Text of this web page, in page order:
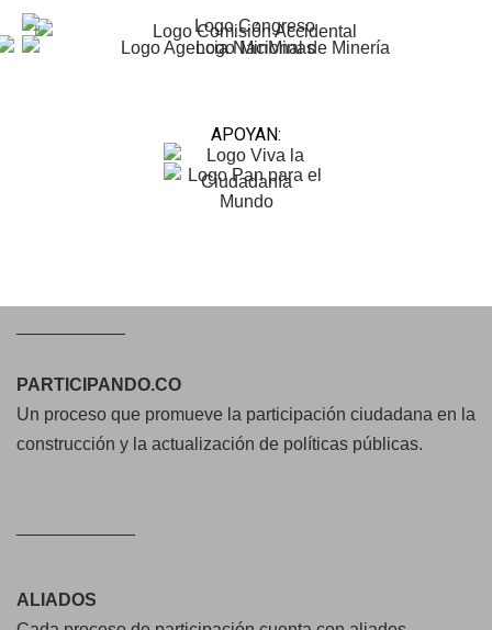
APOYAN:
PARTICIPANDO.CO
Un proceso que promueve la participación ciudadana en la
construcción y la actualización de políticas públicas.
ALIADOS